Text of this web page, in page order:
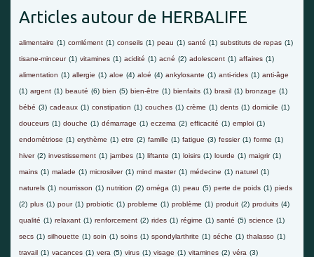
Articles autour de HERBALIFE
alimentaire (1) comlément (1) conseils (1) peau (1) santé (1) substituts de repas (1)
tisane-minceur (1) vitamines (1) acidité (1) acné (2) adolescent (1) affaires (1)
alimentation (1) allergie (1) aloe (4) aloé (4) ankylosante (1) anti-rides (1) anti-âge
(1) argent (1) beauté (6) bien (5) bien-être (1) bienfaits (1) brasil (1) bronzage (1)
bébé (3) cadeaux (1) constipation (1) couches (1) crème (1) dents (1) domicile (1)
douceurs (1) douche (1) démarrage (1) eczema (2) efficacité (1) emploi (1)
endométriose (1) erythème (1) etre (2) famille (1) fatigue (3) fessier (1) forme (1)
hiver (2) investissement (1) jambes (1) liftante (1) loisirs (1) lourde (1) maigrir (1)
mains (1) malade (1) microsilver (1) mind master (1) médecine (1) naturel (1)
naturels (1) nourrisson (1) nutrition (2) oméga (1) peau (5) perte de poids (1) pieds
(2) plus (1) pour (1) probiotic (1) probleme (1) problème (1) produit (2) produits (4)
qualité (1) relaxant (1) renforcement (2) rides (1) régime (1) santé (5) science (1)
secs (1) silhouette (1) soin (1) soins (1) spondylarthrite (1) séche (1) thalasso (1)
travail (1) vacances (1) vera (5) virus (1) visage (1) vitamines (2) véra (3)